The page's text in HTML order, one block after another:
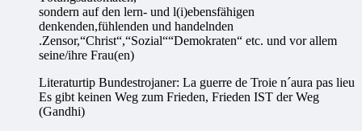
sondern auf den lern- und l(i)ebensfähigen
denkenden,fühlenden und handelnden
.Zensor,“Christ“,“Sozial““Demokraten“ etc. und vor allem
seine/ihre Frau(en)
Literaturtip Bundestrojaner: La guerre de Troie n´aura pas lieu
Es gibt keinen Weg zum Frieden, Frieden IST der Weg
(Gandhi)